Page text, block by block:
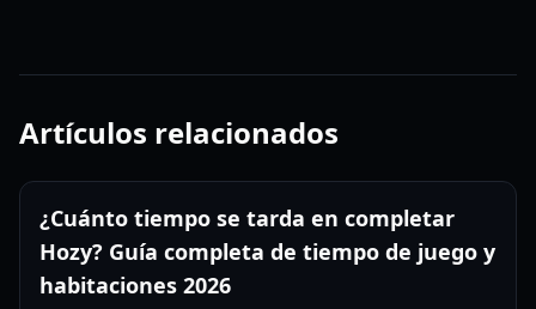
Artículos relacionados
¿Cuánto tiempo se tarda en completar
Hozy? Guía completa de tiempo de juego y
habitaciones 2026